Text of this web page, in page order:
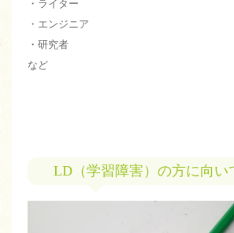
・ライター
・エンジニア
・研究者
など
LD（学習障害）の方に向い